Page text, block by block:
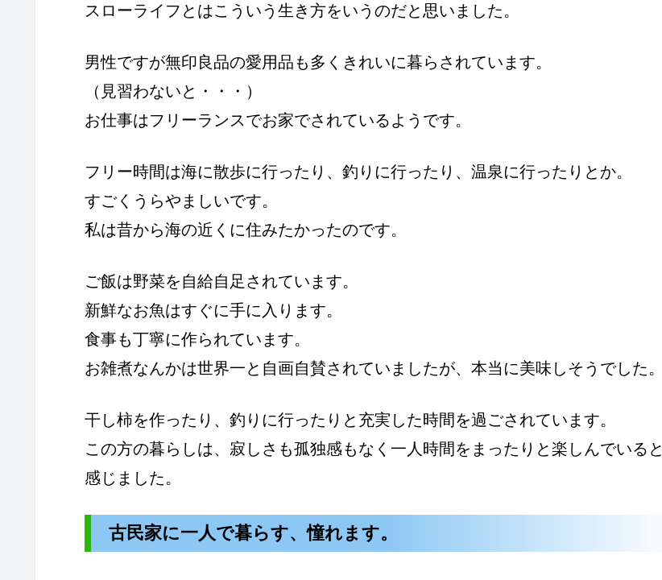
スローライフとはこういう生き方をいうのだと思いました。
男性ですが無印良品の愛用品も多くきれいに暮らされています。
（見習わないと・・・）
お仕事はフリーランスでお家でされているようです。
フリー時間は海に散歩に行ったり、釣りに行ったり、温泉に行ったりとか。
すごくうらやましいです。
私は昔から海の近くに住みたかったのです。
ご飯は野菜を自給自足されています。
新鮮なお魚はすぐに手に入ります。
食事も丁寧に作られています。
お雑煮なんかは世界一と自画自賛されていましたが、本当に美味しそうでした。
干し柿を作ったり、釣りに行ったりと充実した時間を過ごされています。
この方の暮らしは、寂しさも孤独感もなく一人時間をまったりと楽しんでいると
感じました。
古民家に一人で暮らす、憧れます。